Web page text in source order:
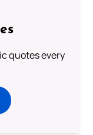
quotes every